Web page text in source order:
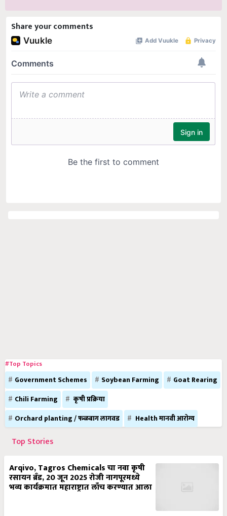
Share your comments
#Top Topics
Government Schemes Soybean Farming
Goat Rearing
Chili Farming
कृषी प्रक्रिया
Orchard planting / फळबाग लागवड
Health मानवी आरोग्य
Top Stories
Arqivo, Tagros Chemicals चा नवा कृषी
रसायन ब्रँड, 20 जून 2025 रोजी नागपूरमध्ये
भव्य कार्यक्रमात महाराष्ट्रात लाँच करण्यात आला